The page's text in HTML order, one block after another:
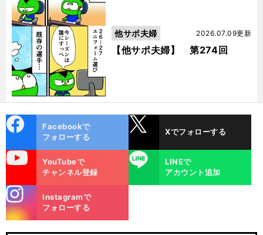
【他サポ夫婦】 第274回
2026.07.09更新
他サポ夫婦
ok
Facebookで
フォローする
Xでフォローする
YouTubeで
チャンネル登録
LINE
LINEで
アカウント追加
m
Instagramで
フォローする